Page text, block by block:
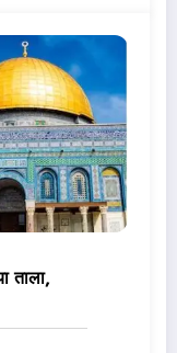
ताला,